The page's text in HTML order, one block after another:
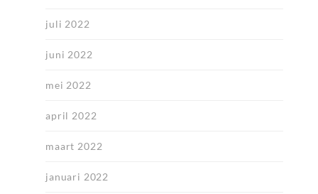
juli 2022
juni 2022
mei 2022
april 2022
maart 2022
januari 2022